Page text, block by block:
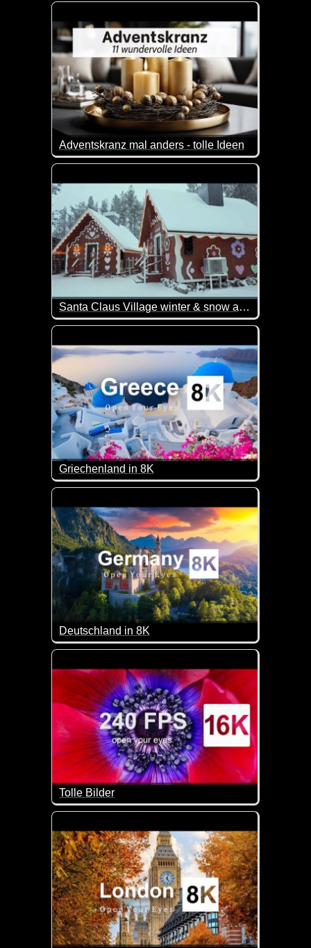
Super Bilder von Tieren in freier Wildbahn.
Adventskranz mal anders - tolle Ideen
Wenn du auch Lust hast, mal eine neue Art von
Santa Claus Village winter & snow arrive
Das Weihnachtsmann-Dorf in Rovaniemi - Winter
Griechenland in 8K
Traumhafte Eindrücke von Griechenland.
Deutschland in 8K
Tolle Aufnahmen vieler Sehenswürdigkeiten in
Tolle Bilder
Ein super Video mit unheimlich vielen schönen